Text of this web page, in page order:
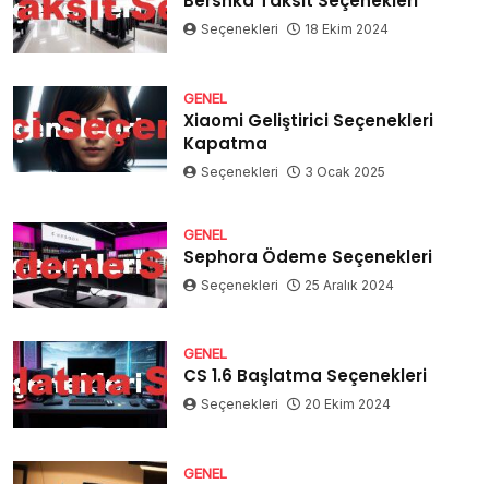
Seçenekleri 18 Ekim 2024
GENEL
Xiaomi Geliştirici Seçenekleri
Kapatma
Seçenekleri 3 Ocak 2025
GENEL
Sephora Ödeme Seçenekleri
Seçenekleri 25 Aralık 2024
GENEL
CS 1.6 Başlatma Seçenekleri
Seçenekleri 20 Ekim 2024
GENEL